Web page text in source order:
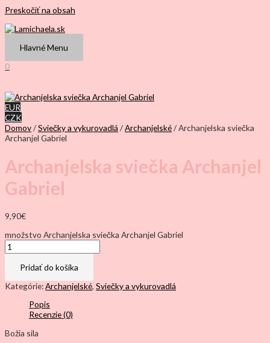
Preskočiť na obsah
Hlavné Menu
0
EUR
CZK
Domov/Sviečky a vykurovadlá /Archanjelské/ Archanjelska sviečka
Archanjel Gabriel
Archanjelska sviečka Archanjel
Gabriel
9,90€
množstvo Archanjelska sviečka Archanjel Gabriel
Pridať do košíka
Kategórie:Archanjelské, Sviečky a vykurovadlá
Popis
Recenzie (0)
Božia sila